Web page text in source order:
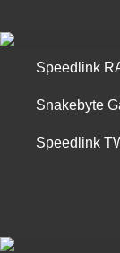
Speedlink
Snakebyte
Speedlink